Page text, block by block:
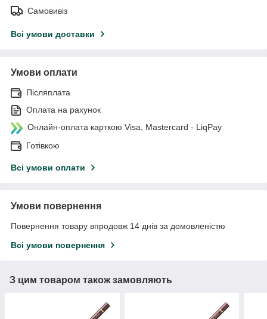
Самовивіз
Всі умови доставки
Умови оплати
Післяплата
Оплата на рахунок
Онлайн-оплата карткою Visa, Mastercard - LiqPay
Готівкою
Всі умови оплати
Умови повернення
Повернення товару впродовж 14 днів за домовленістю
Всі умови повернення
З цим товаром також замовляють